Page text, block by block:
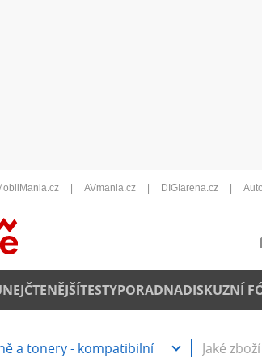
AVmania.cz DIGIarena.cz
NEJČTENĚJŠÍTESTYPORADNADISKUZNÍ
a tonery - kompatibilní